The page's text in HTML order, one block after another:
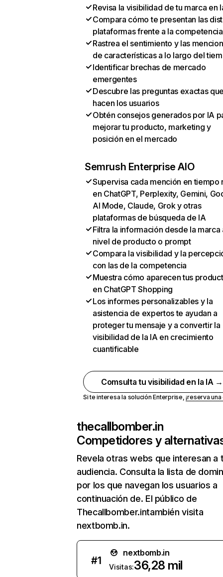
Revisa la visibilidad de tu marca en
Compara cómo te presentan las
plataformas frente a la competencia
Rastrea el sentimiento y las
de características a lo largo del
Identificar brechas de mercado
emergentes
Descubre las preguntas exactas
hacen los usuarios
Obtén consejos generados por IA
mejorar tu producto, marketing y
posición en el mercado
Semrush Enterprise AIO
Supervisa cada mención en tiempo
en ChatGPT, Perplexity, Gemini,
AI Mode, Claude, Grok y otras
plataformas de búsqueda de IA
Filtra la información desde la marca
nivel de producto o prompt
Compara la visibilidad y la
con las de la competencia
Muestra cómo aparecen tus
en ChatGPT Shopping
Los informes personalizables y la
asistencia de expertos te ayudan a
proteger tu mensaje y a convertir la
visibilidad de la IA en crecimiento
cuantificable
Comsulta tu visibilidad en la IA →
Si te interesa la solución Enterprise,¡reserva
thecallbomber.in
Competidores y
Revela otras webs que interesan a
audiencia. Consulta la lista de
por los que navegan los usuarios a
continuación de. El público de
Thecallbomber.intambién visita
nextbomb.in.
#1
nextbomb.in
Visitas:36,28 mil